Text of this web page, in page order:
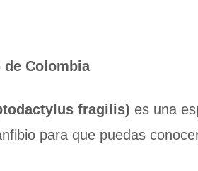
de Colombia
fragilis) es una
para que puedas